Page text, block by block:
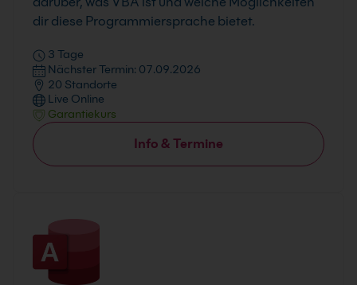
dir diese Programmiersprache bietet.
3 Tage
Nächster Termin: 07.09.2026
20 Standorte
Live Online
Garantiekurs
Info & Termine